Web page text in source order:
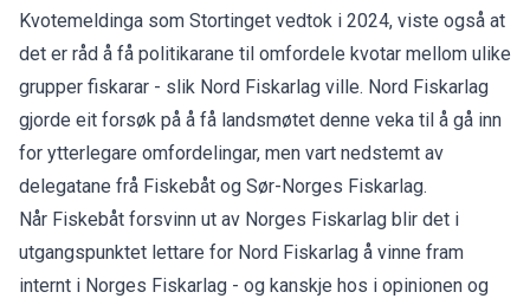
Kvotemeldinga som Stortinget vedtok i 2024, viste også at
det er råd å få politikarane til omfordele kvotar mellom ulike
grupper fiskarar - slik Nord Fiskarlag ville. Nord Fiskarlag
gjorde eit forsøk på å få landsmøtet denne veka til å gå inn
for ytterlegare omfordelingar, men vart nedstemt av
delegatane frå Fiskebåt og Sør-Norges Fiskarlag.
Når Fiskebåt forsvinn ut av Norges Fiskarlag blir det i
utgangspunktet lettare for Nord Fiskarlag å vinne fram
internt i Norges Fiskarlag - og kanskje hos i opinionen og